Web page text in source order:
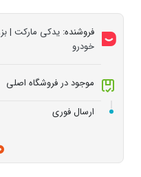
فروشنده: یدکی مارکت |
خودرو
موجود در فروشگاه اصلی
ارسال فوری